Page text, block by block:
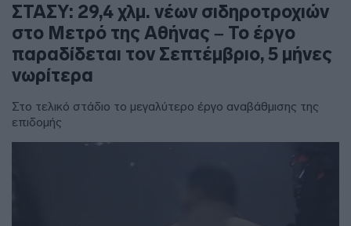
ΣΤΑΣΥ: 29,4 χλμ. νέων σιδηροτροχιών
στο Μετρό της Αθήνας – Το έργο
παραδίδεται τον Σεπτέμβριο, 5 μήνες
νωρίτερα
Στο τελικό στάδιο το μεγαλύτερο έργο αναβάθμισης της
επιδομής